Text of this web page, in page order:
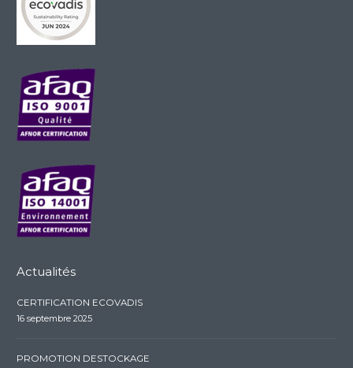
Actualités
CERTIFICATION ECOVADIS
16 septembre 2025
PROMOTION DESTOCKAGE